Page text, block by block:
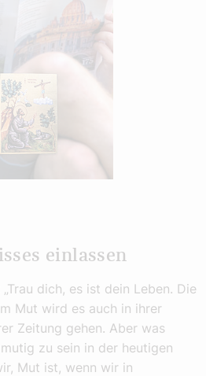
einlassen
dich, es ist dein Leben. Die
Mut wird es auch in ihrer
Zeitung gehen. Aber was
zu sein in der heutigen
Mut ist, wenn wir in